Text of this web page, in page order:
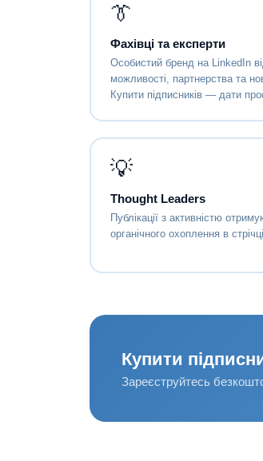
👔
Фахівці та експерти
Особистий бренд на LinkedIn
можливості, партнерства та
Купити підписників — дати
💡
Thought Leaders
Публікації з активністю
органічного охоплення в
Купити
Зареєструйтесь